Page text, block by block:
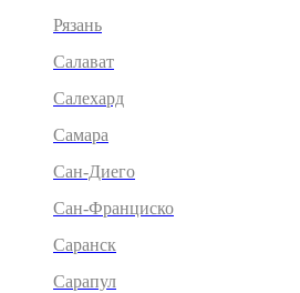
Рязань
Салават
Салехард
Самара
Сан-Диего
Сан-Франциско
Саранск
Сарапул